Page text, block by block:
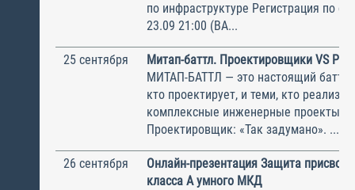
по инфраструктуре Регистрация по
23.09 21:00 (ВА...
25 сентября
Митап-баттл. Проектировщики VS
МИТАП-БАТТЛ — это настоящий баттл
кто проектирует, и теми, кто
комплексные инженерные проекты. —
Проектировщик: «Так задумано». ...
26 сентября
Онлайн-презентация Защита
класса А умного МКД